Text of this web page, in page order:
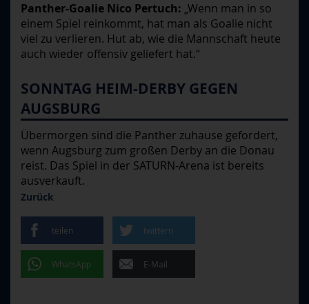
Panther-Goalie Nico Pertuch: „Wenn man in so
einem Spiel reinkommt, hat man als Goalie nicht
viel zu verlieren. Hut ab, wie die Mannschaft heute
auch wieder offensiv geliefert hat.“
SONNTAG HEIM-DERBY GEGEN
AUGSBURG
Übermorgen sind die Panther zuhause gefordert,
wenn Augsburg zum großen Derby an die Donau
reist. Das Spiel in der SATURN-Arena ist bereits
ausverkauft.
Zurück
teilen twittern
WhatsApp E-Mail